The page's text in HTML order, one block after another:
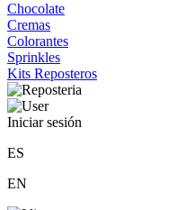
Chocolate
Cremas
Colorantes
Sprinkles
Kits Reposteros
Iniciar sesión
ES
EN